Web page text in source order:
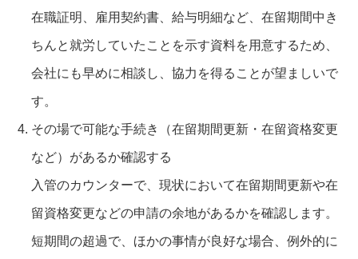
在職証明、雇用契約書、給与明細など、在留期間中き
ちんと就労していたことを示す資料を用意するため、
会社にも早めに相談し、協力を得ることが望ましいで
す。
その場で可能な手続き（在留期間更新・在留資格変更
など）があるか確認する
入管のカウンターで、現状において在留期間更新や在
留資格変更などの申請の余地があるかを確認します。
短期間の超過で、ほかの事情が良好な場合、例外的に